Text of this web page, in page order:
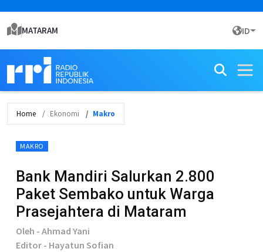
MATARAM ID
Home Ekonomi Makro
MAKRO
Bank Mandiri Salurkan 2.800
Paket Sembako untuk Warga
Prasejahtera di Mataram
Oleh - Ahmad Yani
Editor - Hayatun Sofian